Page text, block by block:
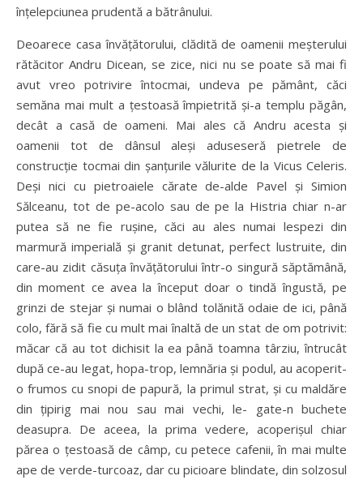
înţelepciunea prudentă a bătrânului.
Deoarece casa învăţătorului, clădită de oamenii meşterului
rătăcitor Andru Dicean, se zice, nici nu se poate să mai fi
avut vreo potrivire întocmai, undeva pe pământ, căci
semăna mai mult a ţestoasă împietrită şi-a templu păgân,
decât a casă de oameni. Mai ales că Andru acesta şi
oamenii tot de dânsul aleşi aduseseră pietrele de
construcţie tocmai din şanţurile vălurite de la Vicus Celeris.
Deşi nici cu pietroaiele cărate de-alde Pavel şi Simion
Sălceanu, tot de pe-acolo sau de pe la Histria chiar n-ar
putea să ne fie ruşine, căci au ales numai lespezi din
marmură imperială şi granit detunat, perfect lustruite, din
care-au zidit căsuţa învăţătorului într-o singură săptămână,
din moment ce avea la început doar o tindă îngustă, pe
grinzi de stejar şi numai o blând tolănită odaie de ici, până
colo, fără să fie cu mult mai înaltă de un stat de om potrivit:
măcar că au tot dichisit la ea până toamna târziu, întrucât
după ce-au legat, hopa-trop, lemnăria şi podul, au acoperit-
o frumos cu snopi de papură, la primul strat, şi cu maldăre
din ţipirig mai nou sau mai vechi, le- gate-n buchete
deasupra. De aceea, la prima vedere, acoperişul chiar
părea o ţestoasă de câmp, cu petece cafenii, în mai multe
ape de verde-turcoaz, dar cu picioare blindate, din solzosul